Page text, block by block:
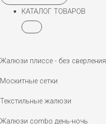
КАТАЛОГ ТОВАРОВ
Жалюзи плиссе - без сверления
Москитные сетки
Текстильные жалюзи
Жалюзи combo день-ночь